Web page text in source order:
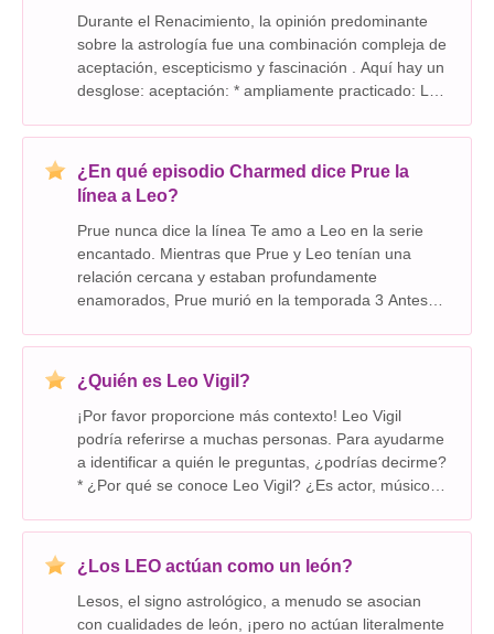
Durante el Renacimiento, la opinión predominante
sobre la astrología fue una combinación compleja de
aceptación, escepticismo y fascinación . Aquí hay un
desglose: aceptación: * ampliamente practicado: La
sociedad, influyendo en la vida diaria,
¿En qué episodio Charmed dice Prue la
línea a Leo?
Prue nunca dice la línea Te amo a Leo en la serie
encantado. Mientras que Prue y Leo tenían una
relación cercana y estaban profundamente
enamorados, Prue murió en la temporada 3 Antes
un error común porque Piper y Leo Más tarde tuvo
una rela
¿Quién es Leo Vigil?
¡Por favor proporcione más contexto! Leo Vigil
podría referirse a muchas personas. Para ayudarme
a identificar a quién le preguntas, ¿podrías decirme?
* ¿Por qué se conoce Leo Vigil? ¿Es actor, músico,
con el nombre Leo Vigil? ¿Fue en un li
¿Los LEO actúan como un león?
Lesos, el signo astrológico, a menudo se asocian
con cualidades de león, ¡pero no actúan literalmente